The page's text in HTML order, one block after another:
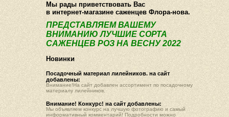
Мы рады приветствовать Вас
в интернет-магазине саженцев Флора-нова.
ПРЕДСТАВЛЯЕМ ВАШЕМУ
ВНИМАНИЮ ЛУЧШИЕ СОРТА
САЖЕНЦЕВ РОЗ НА ВЕСНУ 2022
Новинки
Посадочный материал лилейников. на сайт
добавлены:
Внимание!На сайт добавлен ассортимент по посадочному
материалу лилейников.
Внимание! Конкурс! на сайт добавлены:
Мы объявляем конкурс на лучшую фотографию и самый
информативный комментарий! Подробности можно